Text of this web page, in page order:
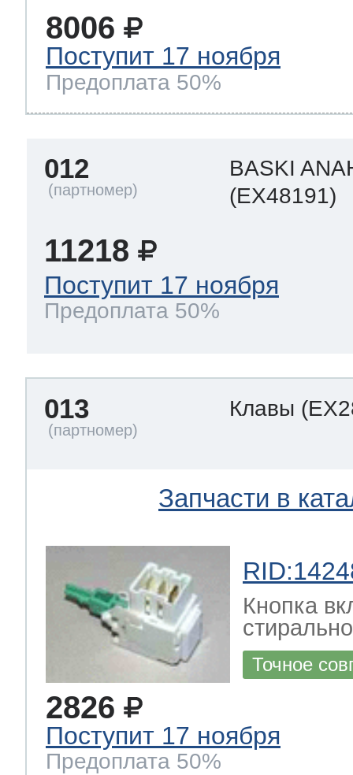
8006
Поступит 17 ноября
Предоплата 50%
012
BASKI
(EX48191)
11218
Поступит 17 ноября
Предоплата 50%
013 Клавы
Запчасти в
Кнопка
Точное
2826
Поступит 17 ноября
Предоплата 50%